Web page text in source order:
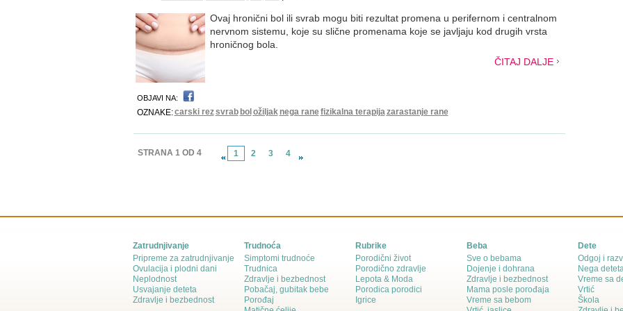
Ovaj hronični bol ili svrab mogu biti rezultat promena u perifernom i centralnom
nervnom sistemu, koje su slične promenama koje se javljaju kod drugih vrsta
hroničnog bola.
ČITAJ DALJE
OBJAVI NA:
OZNAKE:carski rezsvrab bol ožiljak nega ranefizikalna terapijazarastanje rane
STRANA 1 OD 4 1 2 3 4
Zatrudnjivanje
Pripreme za zatrudnjivanje
Ovulacija i plodni dani
Neplodnost
Usvajanje deteta
Zdravlje i bezbednost
Trudnoća
Simptomi trudnoće
Trudnica
Zdravlje i bezbednost
Pobačaj, gubitak bebe
Porođaj
Rubrike
Porodični život
Porodično zdravlje
Lepota & Moda
Porodica porodici
Igrice
Beba
Sve o bebama
Dojenje i dohrana
Zdravlje i bezbednost
Mama posle porođaja
Vreme sa bebom
Dete
Odgoj i
Nega
Vreme sa
Vrtić
Škola